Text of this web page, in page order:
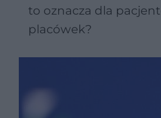
to oznacza dla
placówek?